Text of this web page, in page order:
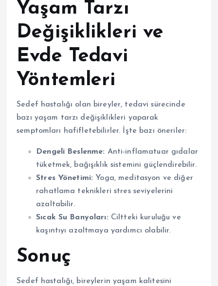
Yaşam Tarzı
Değişiklikleri ve
Evde Tedavi
Yöntemleri
Sedef hastalığı olan bireyler, tedavi sürecinde
bazı yaşam tarzı değişiklikleri yaparak
semptomları hafifletebilirler. İşte bazı öneriler:
Dengeli Beslenme: Anti-inflamatuar gıdalar
tüketmek, bağışıklık sistemini güçlendirebilir.
Stres Yönetimi: Yoga, meditasyon ve diğer
rahatlama teknikleri stres seviyelerini
azaltabilir.
Sıcak Su Banyoları: Ciltteki kuruluğu ve
kaşıntıyı azaltmaya yardımcı olabilir.
Sonuç
Sedef hastalığı, bireylerin yaşam kalitesini